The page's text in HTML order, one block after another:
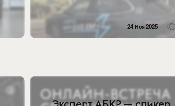
24 Ноя 2025